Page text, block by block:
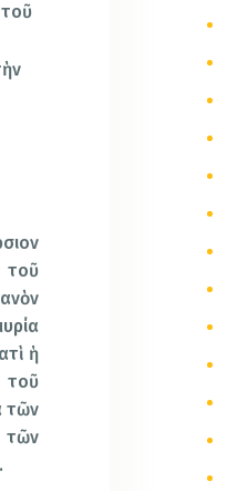
τοῦ
τοῦ
ἡ
τοῦ
τῶν
τῶν